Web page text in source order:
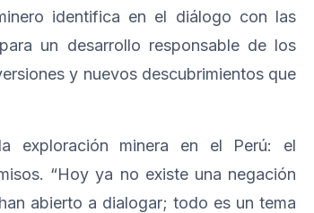
identifica en el diálogo con las
un desarrollo responsable de los
y nuevos descubrimientos que
exploración minera en el Perú: el
“Hoy ya no existe una negación
abierto a dialogar; todo es un tema